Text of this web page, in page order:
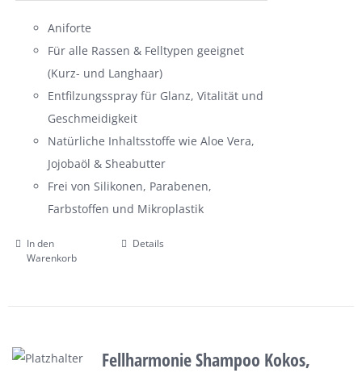
Aniforte
Für alle Rassen & Felltypen geeignet
(Kurz- und Langhaar)
Entfilzungsspray für Glanz, Vitalität und
Geschmeidigkeit
Natürliche Inhaltsstoffe wie Aloe Vera,
Jojobaöl & Sheabutter
Frei von Silikonen, Parabenen,
Farbstoffen und Mikroplastik
In den
Warenkorb
Details
Fellharmonie Shampoo Kokos,